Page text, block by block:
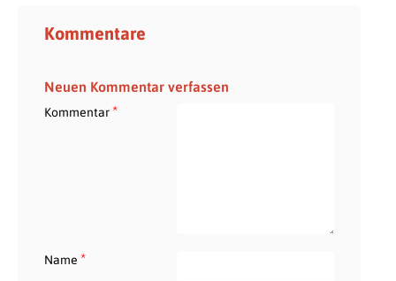
Kommentare
Neuen Kommentar verfassen
Kommentar*
Name *